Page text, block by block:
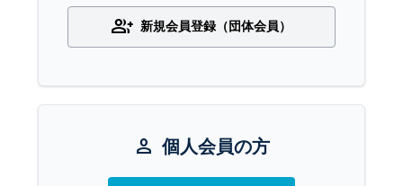
group_add 新規会員登録（団体会員）
person 個人会員の方